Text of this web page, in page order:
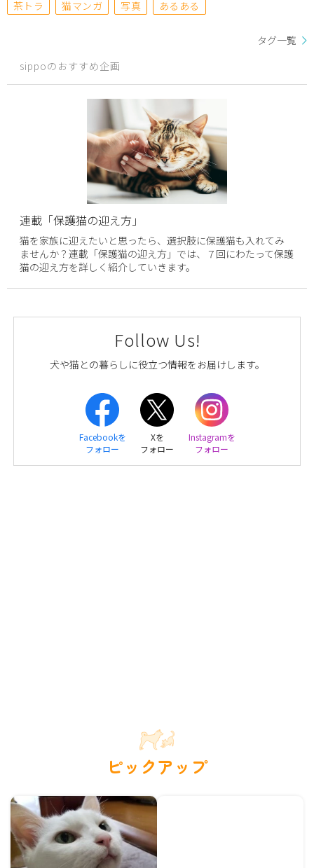
茶トラ
猫マンガ 写真 あるある
タグ一覧
sippoのおすすめ企画
連載「保護猫の迎え方」
猫を家族に迎えたいと思ったら、選択肢に保護猫も入れてみ
ませんか？連載「保護猫の迎え方」では、７回にわたって保護
猫の迎え方を詳しく紹介していきます。
Follow Us!
犬や猫との暮らしに役立つ情報をお届けします。
Facebookを
フォロー
Xを
フォロー
Instagramを
フォロー
ピックアップ